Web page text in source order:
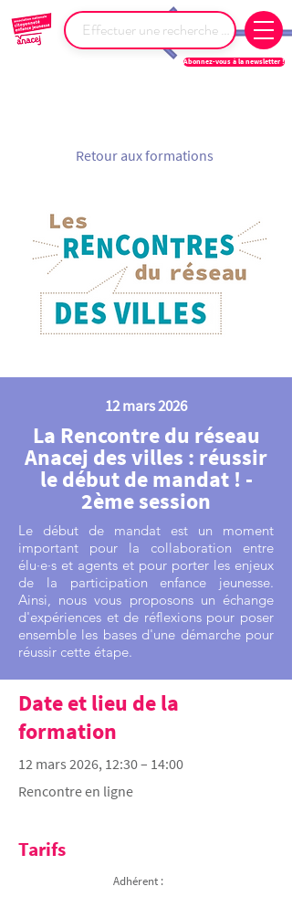
Abonnez-vous à la newsletter !
Retour aux formations
12 mars 2026
La Rencontre du réseau
Anacej des villes : réussir
le début de mandat ! -
2ème session
Le début de mandat est un moment
important pour la collaboration entre
élu·e·s et agents et pour porter les enjeux
de la participation enfance jeunesse.
Ainsi, nous vous proposons un échange
d'expériences et de réflexions pour poser
ensemble les bases d'une démarche pour
réussir cette étape.
Date et lieu de la
formation
12 mars 2026, 12:30 – 14:00
Rencontre en ligne
Tarifs
Adhérent :